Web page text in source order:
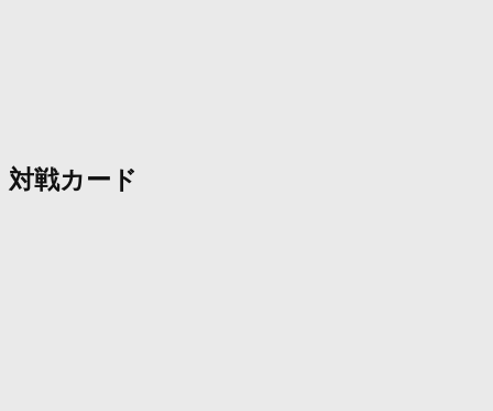
対戦カード